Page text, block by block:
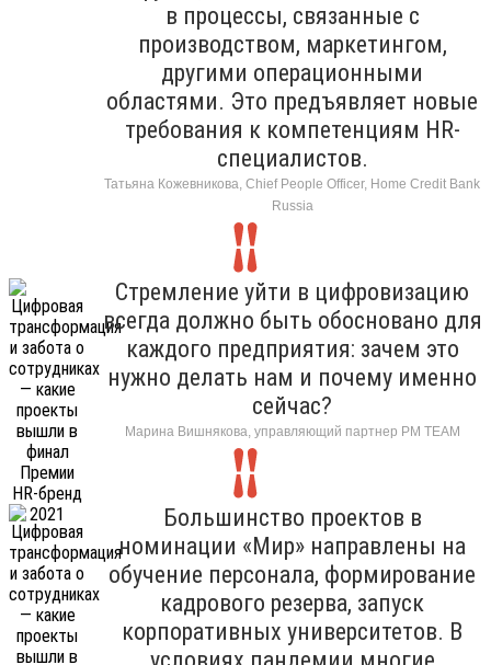
в процессы, связанные с
производством, маркетингом,
другими операционными
областями. Это предъявляет новые
требования к компетенциям HR-
специалистов.
Татьяна Кожевникова, Chief People Officer, Home Credit Bank
Russia
Стремление уйти в цифровизацию
всегда должно быть обосновано для
каждого предприятия: зачем это
нужно делать нам и почему именно
сейчас?
Марина Вишнякова, управляющий партнер РМ ТЕАМ
Большинство проектов в
номинации «Мир» направлены на
обучение персонала, формирование
кадрового резерва, запуск
корпоративных университетов. В